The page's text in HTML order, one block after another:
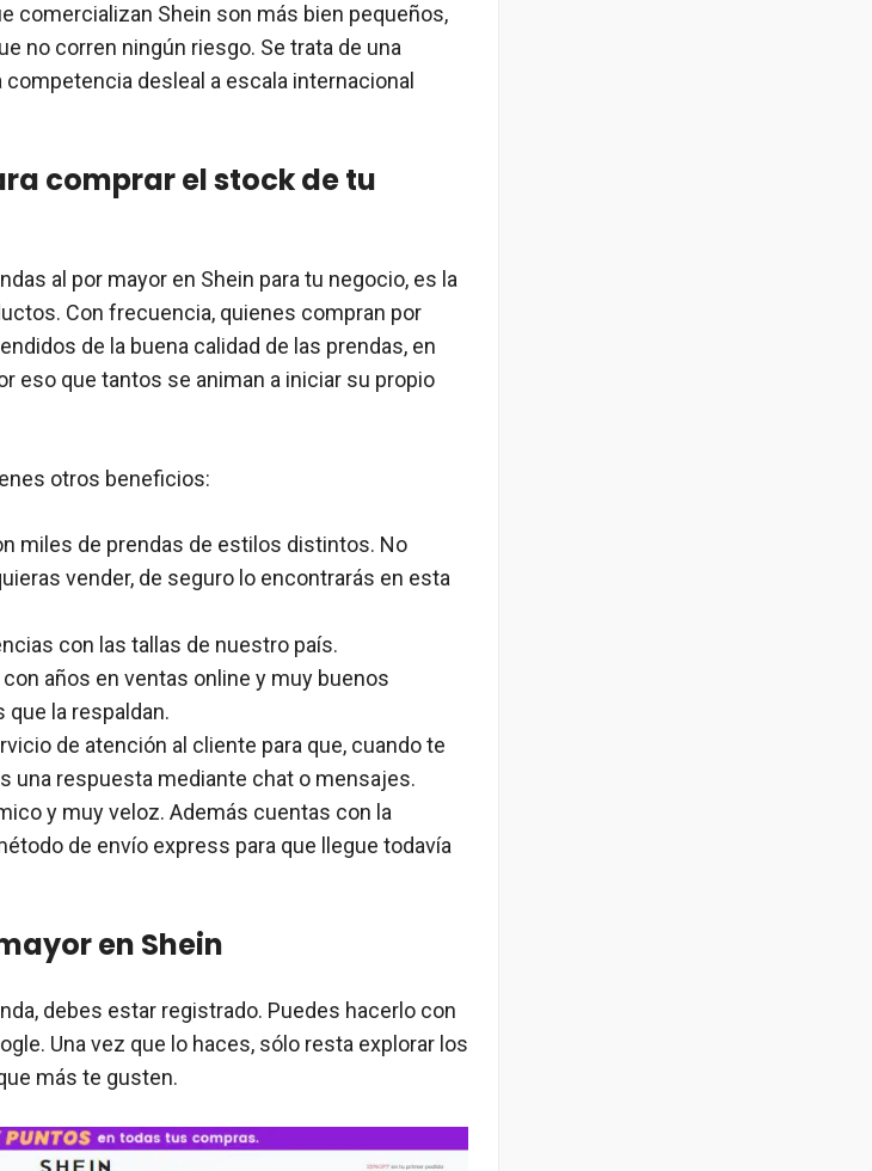
comercializan Shein son más bien pequeños,
no corren ningún riesgo. Se trata de una
desleal a escala internacional
comprar el stock de tu
al por mayor en Shein para tu negocio, es la
Con frecuencia, quienes compran por
de la buena calidad de las prendas, en
eso que tantos se animan a iniciar su propio
otros beneficios:
miles de prendas de estilos distintos. No
vender, de seguro lo encontrarás en esta
con las tallas de nuestro país.
años en ventas online y muy buenos
la respaldan.
de atención al cliente para que, cuando te
una respuesta mediante chat o mensajes.
y muy veloz. Además cuentas con la
de envío express para que llegue todavía
en Shein
debes estar registrado. Puedes hacerlo con
Una vez que lo haces, sólo resta explorar los
más te gusten.